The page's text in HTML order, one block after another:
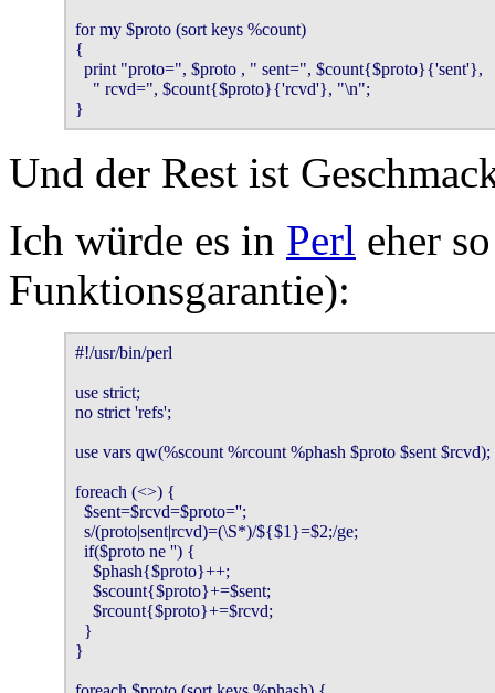
for my $proto (sort keys %count)
{
  print "proto=", $proto , " sent=", $count{$proto}{'sent'},
    " rcvd=", $count{$proto}{'rcvd'}, "\n";
}
Und der Rest ist
Ich würde es in Perl eher
Funktionsgarantie):
#!/usr/bin/perl
use strict;
no strict 'refs';
use vars qw(%scount %rcount %phash $proto $sent $rcvd);
foreach (<>) {
  $sent=$rcvd=$proto='';
  s/(proto|sent|rcvd)=(\S*)/${$1}=$2;/ge;
  if($proto ne '') {
    $phash{$proto}++;
    $scount{$proto}+=$sent;
    $rcount{$proto}+=$rcvd;
  }
}